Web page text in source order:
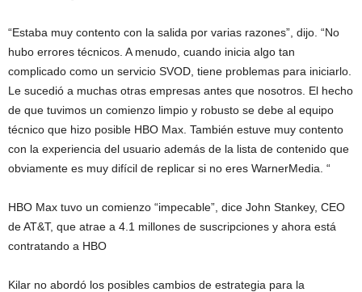
“Estaba muy contento con la salida por varias razones”, dijo. “No
hubo errores técnicos. A menudo, cuando inicia algo tan
complicado como un servicio SVOD, tiene problemas para iniciarlo.
Le sucedió a muchas otras empresas antes que nosotros. El hecho
de que tuvimos un comienzo limpio y robusto se debe al equipo
técnico que hizo posible HBO Max. También estuve muy contento
con la experiencia del usuario además de la lista de contenido que
obviamente es muy difícil de replicar si no eres WarnerMedia. “
HBO Max tuvo un comienzo “impecable”, dice John Stankey, CEO
de AT&T, que atrae a 4.1 millones de suscripciones y ahora está
contratando a HBO
Kilar no abordó los posibles cambios de estrategia para la